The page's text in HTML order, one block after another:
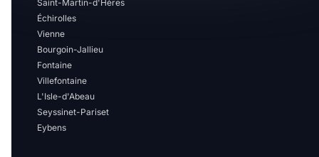
Saint-Martin-d'Hères
Échirolles
Vienne
Bourgoin-Jallieu
Fontaine
Villefontaine
L'Isle-d'Abeau
Seyssinet-Pariset
Eybens